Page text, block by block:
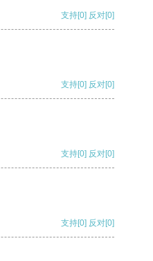
支持[0] 反对[0]
支持[0] 反对[0]
支持[0] 反对[0]
支持[0] 反对[0]